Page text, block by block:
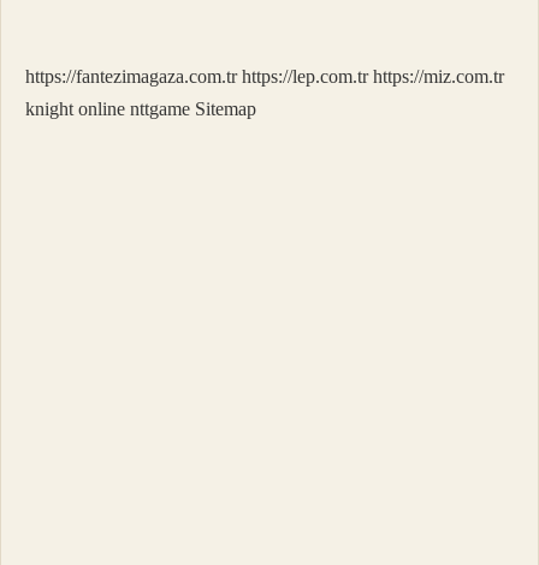
https://fantezimagaza.com.tr https://lep.com.tr https://miz.com.tr
knight online nttgame Sitemap